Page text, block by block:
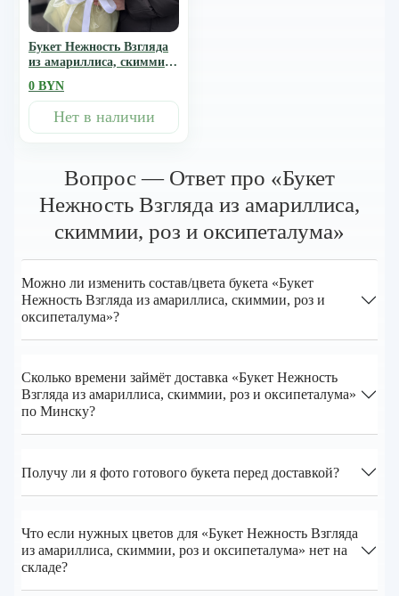
Букет Нежность Взгляда
из амариллиса, скиммии,
0 BYN
Нет в наличии
Вопрос — Ответ про «Букет
Нежность Взгляда из амариллиса,
скиммии, роз и оксипеталума»
Можно ли изменить состав/цвета букета «Букет
Нежность Взгляда из амариллиса, скиммии, роз и
оксипеталума»?
Сколько времени займёт доставка «Букет Нежность
Взгляда из амариллиса, скиммии, роз и оксипеталума»
по Минску?
Получу ли я фото готового букета перед доставкой?
Что если нужных цветов для «Букет Нежность Взгляда
из амариллиса, скиммии, роз и оксипеталума» нет на
складе?